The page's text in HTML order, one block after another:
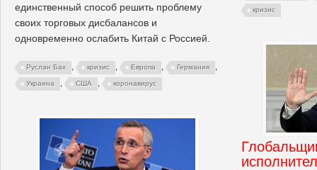
кризис
единственный способ решить проблему
своих торговых дисбалансов и
одновременно ослабить Китай с Россией.
Руслан Бах , кризис , Европа , Германия ,
Украина , США , коронавирус